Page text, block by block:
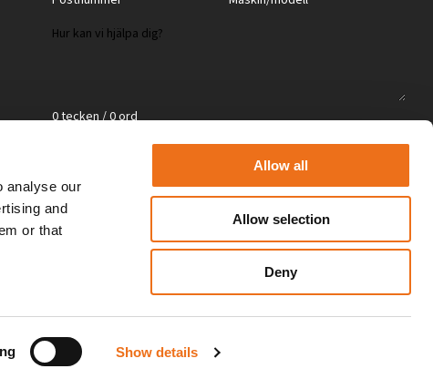
analyse our
and
or that
Show details
Allow all
Allow selection
Deny
0 tecken / 0 ord
Jag godkänner